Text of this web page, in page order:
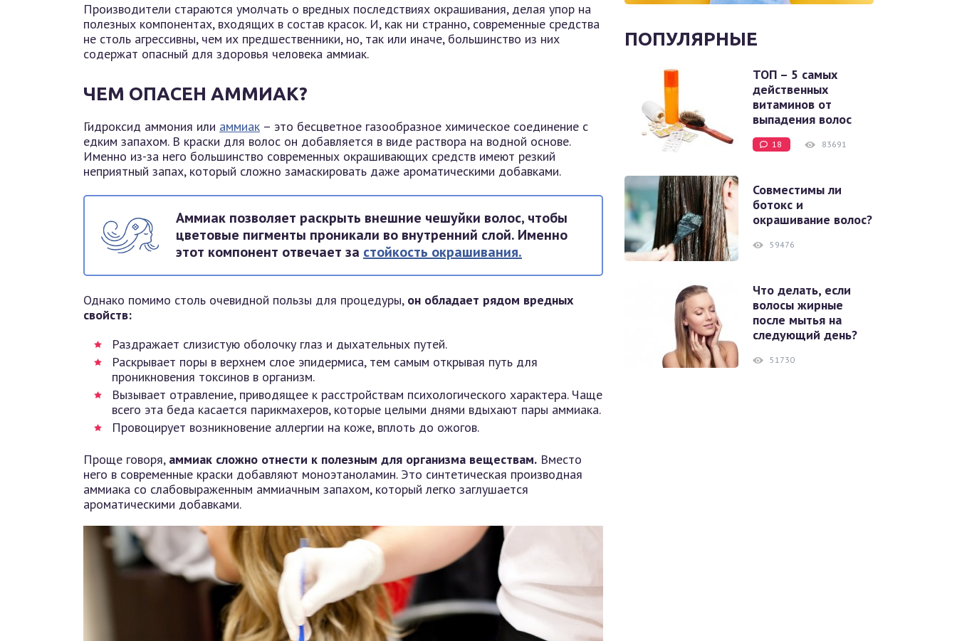
Производители стараются умолчать о вредных последствиях окрашивания, делая упор на
полезных компонентах, входящих в состав красок. И, как ни странно, современные средства
не столь агрессивны, чем их предшественники, но, так или иначе, большинство из них
содержат опасный для здоровья человека аммиак.
ЧЕМ ОПАСЕН АММИАК?
Гидроксид аммония или аммиак – это бесцветное газообразное химическое соединение с
едким запахом. В краски для волос он добавляется в виде раствора на водной основе.
Именно из-за него большинство современных окрашивающих средств имеют резкий
неприятный запах, который сложно замаскировать даже ароматическими добавками.
Аммиак позволяет раскрыть внешние чешуйки волос, чтобы
цветовые пигменты проникали во внутренний слой. Именно
этот компонент отвечает за стойкость окрашивания.
Однако помимо столь очевидной пользы для процедуры, он обладает рядом вредных
свойств:
Раздражает слизистую оболочку глаз и дыхательных путей.
Раскрывает поры в верхнем слое эпидермиса, тем самым открывая путь для
проникновения токсинов в организм.
Вызывает отравление, приводящее к расстройствам психологического характера. Чаще
всего эта беда касается парикмахеров, которые целыми днями вдыхают пары аммиака.
Провоцирует возникновение аллергии на коже, вплоть до ожогов.
Проще говоря, аммиак сложно отнести к полезным для организма веществам. Вместо
него в современные краски добавляют моноэтаноламин. Это синтетическая производная
аммиака со слабовыраженным аммиачным запахом, который легко заглушается
ароматическими добавками.
ПОПУЛЯРНЫЕ
ТОП – 5 самых
действенных
витаминов от
выпадения волос
18 83691
Совместимы ли
ботокс и
окрашивание волос?
59476
Что делать, если
волосы жирные
после мытья на
следующий день?
51730